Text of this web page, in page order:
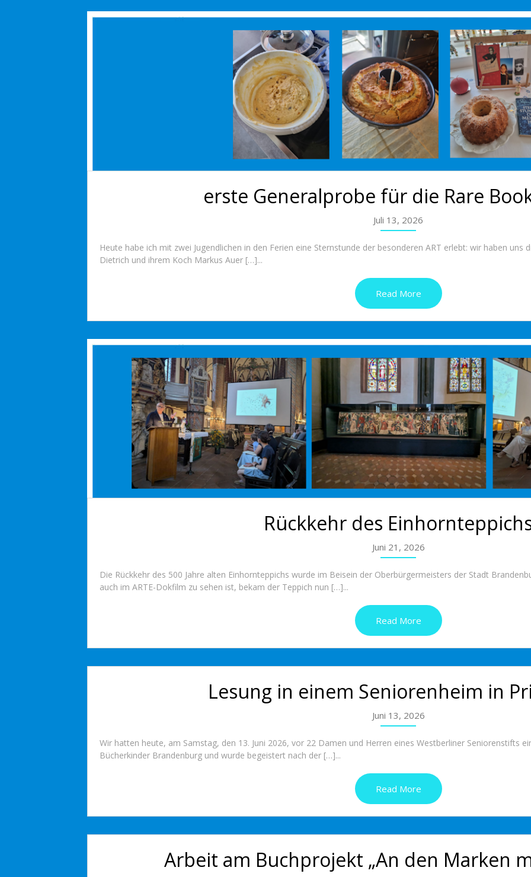
erste Generalprobe für die Rare
Juli 13, 2026
Heute habe ich mit zwei Jugendlichen in den Ferien eine Sternstunde der besonderen ART erlebt: wir haben uns
Dietrich und ihrem Koch Markus Auer […]...
Read More
Rückkehr des
Juni 21, 2026
Die Rückkehr des 500 Jahre alten Einhornteppichs wurde im Beisein der Oberbürgermeisters der Stadt
auch im ARTE-Dokfilm zu sehen ist, bekam der Teppich nun […]...
Read More
Lesung in einem Seniorenheim in
Juni 13, 2026
Wir hatten heute, am Samstag, den 13. Juni 2026, vor 22 Damen und Herren eines Westberliner Seniorenstifts
Bücherkinder Brandenburg und wurde begeistert nach der […]...
Read More
Arbeit am Buchprojekt „An den Marken